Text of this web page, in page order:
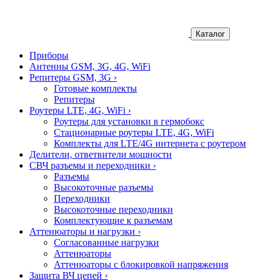
Каталог
Приборы
Антенны GSM, 3G, 4G, WiFi
Репитеры GSM, 3G ›
Готовые комплекты
Репитеры
Роутеры LTE, 4G, WiFi ›
Роутеры для установки в гермобокс
Стационарные роутеры LTE, 4G, WiFi
Комплекты для LTE/4G интернета с роутером
Делители, ответвители мощности
СВЧ разъемы и переходники ›
Разъемы
Высокоточные разъемы
Переходники
Высокоточные переходники
Комплектующие к разъемам
Аттенюаторы и нагрузки ›
Согласованные нагрузки
Аттенюаторы
Аттенюаторы с блокировкой напряжения
Защита ВЧ цепей ›